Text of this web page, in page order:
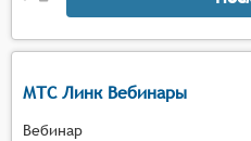
МТС Линк Вебинары
Вебинар